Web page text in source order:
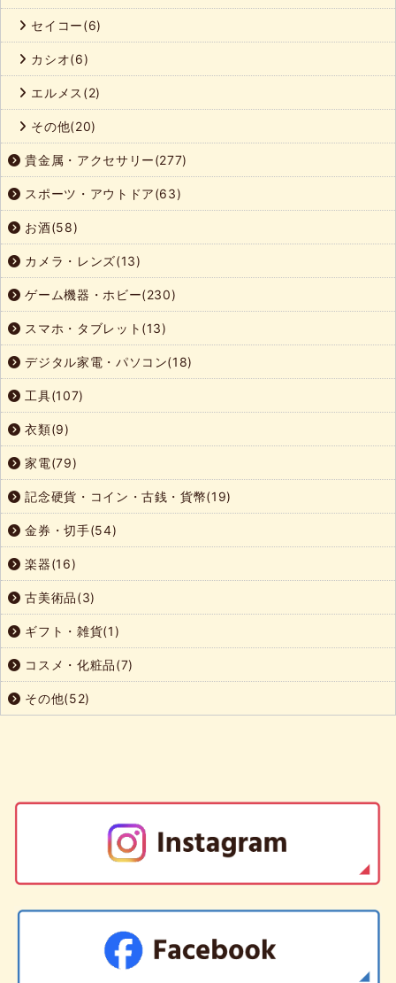
セイコー(6)
カシオ(6)
エルメス(2)
その他(20)
貴金属・アクセサリー(277)
スポーツ・アウトドア(63)
お酒(58)
カメラ・レンズ(13)
ゲーム機器・ホビー(230)
スマホ・タブレット(13)
デジタル家電・パソコン(18)
工具(107)
衣類(9)
家電(79)
記念硬貨・コイン・古銭・貨幣(19)
金券・切手(54)
楽器(16)
古美術品(3)
ギフト・雑貨(1)
コスメ・化粧品(7)
その他(52)